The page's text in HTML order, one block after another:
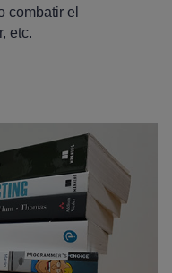
combatir el
etc.